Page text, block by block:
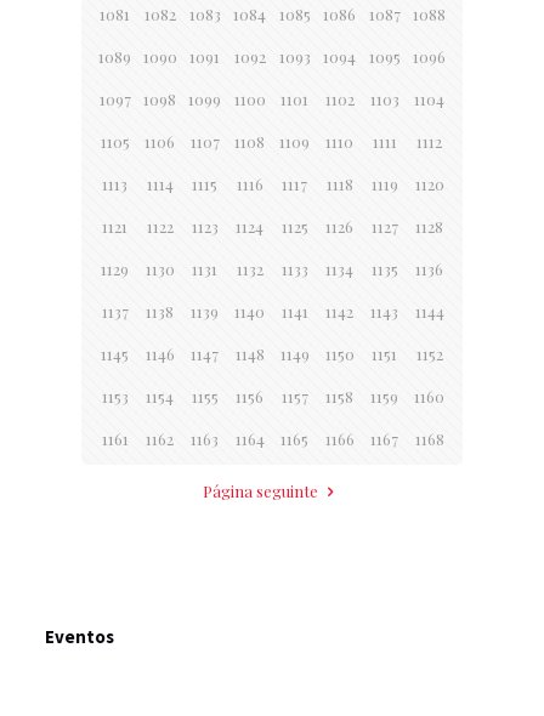
1081 1082 1083 1084 1085 1086 1087 1088
1089 1090 1091 1092 1093 1094 1095 1096
1097 1098 1099 1100 1101 1102 1103 1104
1105 1106 1107 1108 1109 1110 1111 1112
1113 1114 1115 1116 1117 1118 1119 1120
1121 1122 1123 1124 1125 1126 1127 1128
1129 1130 1131 1132 1133 1134 1135 1136
1137 1138 1139 1140 1141 1142 1143 1144
1145 1146 1147 1148 1149 1150 1151 1152
1153 1154 1155 1156 1157 1158 1159 1160
1161 1162 1163 1164 1165 1166 1167 1168
Página seguinte
Eventos